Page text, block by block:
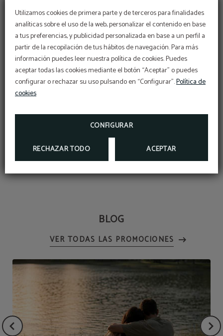
Utilizamos cookies de primera parte y de terceros para finalidades
analíticas sobre el uso de la web, personalizar el contenido en base
a tus preferencias, y publicidad personalizada en base a un perfil a
partir de la recopilación de tus hábitos de navegación. Para más
información puedes leer nuestra política de cookies. Puedes
aceptar todas las cookies mediante el botón “Aceptar” o puedes
configurar o rechazar su uso pulsando en “Configurar”.Política de
cookies
CONFIGURAR
RECHAZAR TODO ACEPTAR
esquiar con antelación y evitar aforos completos. Por
esta razón nuestro hotel es la mejor opción.Hotel del
Pradoestá ubicado en la capital de la Cerdaña y
perfectamente comunicado con pistas de esquí como
Molina o Masella.
Después de nuestras recomendaciones para esquiar, no
escapada que tanto te mereces y disfruta de unos días
Hotel del Prado con los mejores servicios!
BLOG